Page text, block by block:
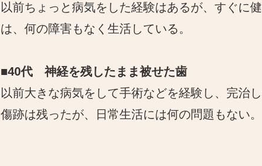
以前ちょっと病気をした経験はあるが、すぐに
は、何の障害もなく生活している。
■40代 神経を残したまま被せた歯
以前大きな病気をして手術などを経験し、完治し
傷跡は残ったが、日常生活には何の問題もない。